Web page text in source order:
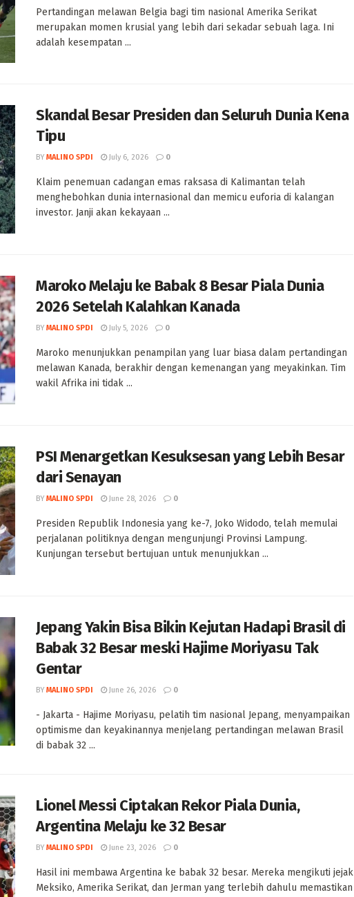
Pertandingan melawan Belgia bagi tim nasional Amerika Serikat
merupakan momen krusial yang lebih dari sekadar sebuah laga. Ini
adalah kesempatan ...
Skandal Besar Presiden dan Seluruh Dunia Kena
Tipu
BY MALINO SPDI July 6, 2026 0
Klaim penemuan cadangan emas raksasa di Kalimantan telah
menghebohkan dunia internasional dan memicu euforia di kalangan
investor. Janji akan kekayaan ...
Maroko Melaju ke Babak 8 Besar Piala Dunia
2026 Setelah Kalahkan Kanada
BY MALINO SPDI July 5, 2026 0
Maroko menunjukkan penampilan yang luar biasa dalam pertandingan
melawan Kanada, berakhir dengan kemenangan yang meyakinkan. Tim
wakil Afrika ini tidak ...
PSI Menargetkan Kesuksesan yang Lebih Besar
dari Senayan
BY MALINO SPDI June 28, 2026 0
Presiden Republik Indonesia yang ke-7, Joko Widodo, telah memulai
perjalanan politiknya dengan mengunjungi Provinsi Lampung.
Kunjungan tersebut bertujuan untuk menunjukkan ...
Jepang Yakin Bisa Bikin Kejutan Hadapi Brasil di
Babak 32 Besar meski Hajime Moriyasu Tak
Gentar
BY MALINO SPDI June 26, 2026 0
- Jakarta - Hajime Moriyasu, pelatih tim nasional Jepang, menyampaikan
optimisme dan keyakinannya menjelang pertandingan melawan Brasil
di babak 32 ...
Lionel Messi Ciptakan Rekor Piala Dunia,
Argentina Melaju ke 32 Besar
BY MALINO SPDI June 23, 2026 0
Hasil ini membawa Argentina ke babak 32 besar. Mereka mengikuti jejak
Meksiko, Amerika Serikat, dan Jerman yang terlebih dahulu memastikan